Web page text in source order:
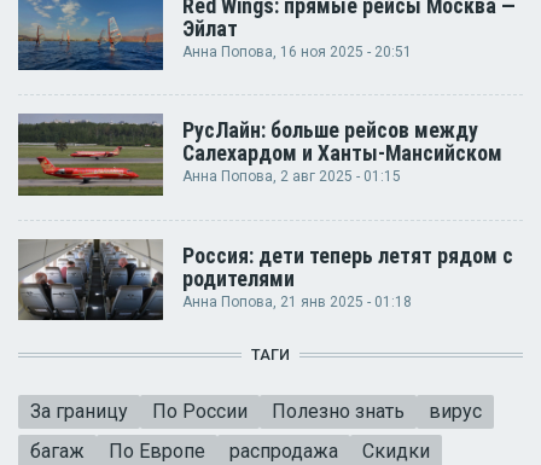
Red Wings: прямые рейсы Москва —
Эйлат
Анна Попова , 16 ноя 2025 - 20:51
РусЛайн: больше рейсов между
Салехардом и Ханты-Мансийском
Анна Попова, 2 авг 2025 - 01:15
Россия: дети теперь летят рядом с
родителями
Анна Попова , 21 янв 2025 - 01:18
ТАГИ
За границу По России Полезно знать
вирус
багаж
По Европе распродажа
Скидки